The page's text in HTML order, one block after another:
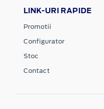
LINK-URI RAPIDE
Promotii
Configurator
Stoc
Contact